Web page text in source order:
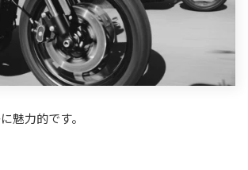
魅力的です。